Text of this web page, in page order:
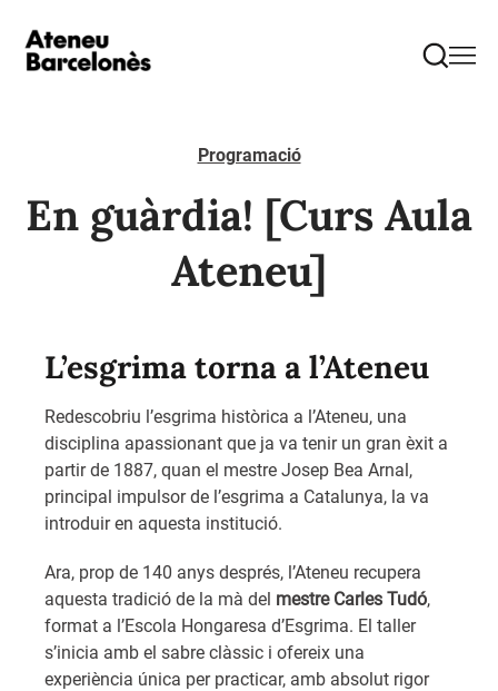
Programació
En guàrdia! [Curs Aula
Ateneu]
L’esgrima torna a l’Ateneu
Redescobriu l’esgrima històrica a l’Ateneu, una
disciplina apassionant que ja va tenir un gran èxit a
partir de 1887, quan el mestre Josep Bea Arnal,
principal impulsor de l’esgrima a Catalunya, la va
introduir en aquesta institució.
Ara, prop de 140 anys després, l’Ateneu recupera
aquesta tradició de la mà del mestre Carles Tudó,
format a l’Escola Hongaresa d’Esgrima. El taller
s’inicia amb el sabre clàssic i ofereix una
experiència única per practicar, amb absolut rigor